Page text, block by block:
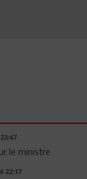
le ministre.
22:17